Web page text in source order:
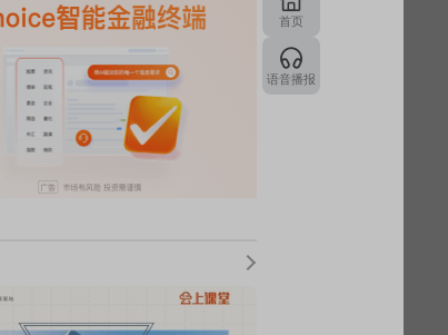
首页
语音播报